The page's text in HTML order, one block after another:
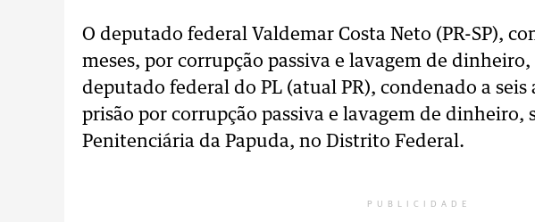
O deputado federal Valdemar Costa Neto (PR-SP),
meses, por corrupção passiva e lavagem de
deputado federal do PL (atual PR), condenado a seis
prisão por corrupção passiva e lavagem de dinheiro,
Penitenciária da Papuda, no Distrito Federal.
PUBLICIDADE